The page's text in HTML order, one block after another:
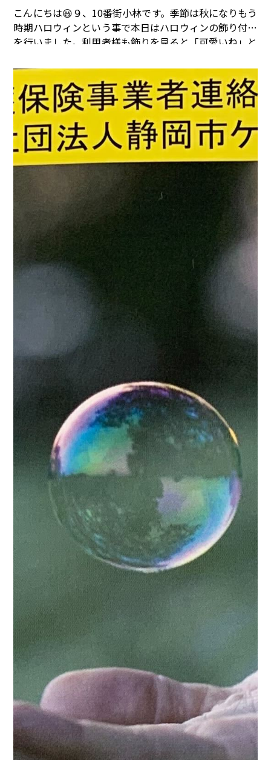
こんにちは😃９、10番街小林です。季節は秋になりもう
時期ハロウィンという事で本日はハロウィンの飾り付け
を行いました。利用者様も飾りを見ると「可愛いね」と